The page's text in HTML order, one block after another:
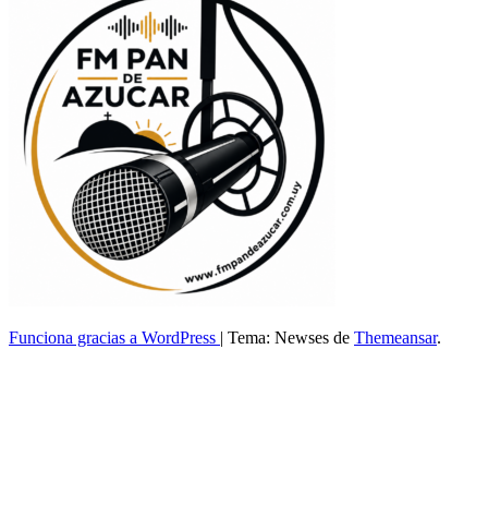
Funciona gracias a WordPress Tema: Newses de Themeansar.